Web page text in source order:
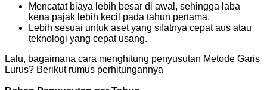
Mencatat biaya lebih besar di awal, sehingga laba
kena pajak lebih kecil pada tahun pertama.
Lebih sesuai untuk aset yang sifatnya cepat aus atau
teknologi yang cepat usang.
Lalu, bagaimana cara menghitung penyusutan Metode Garis
Lurus? Berikut rumus perhitungannya